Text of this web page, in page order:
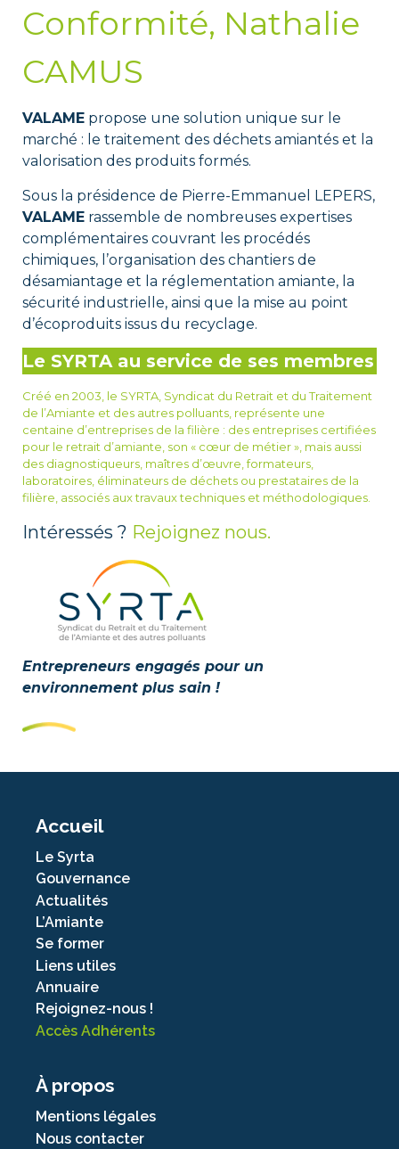
Conformité, Nathalie
CAMUS
VALAME propose une solution unique sur le
marché : le traitement des déchets amiantés et la
valorisation des produits formés.
Sous la présidence de Pierre-Emmanuel LEPERS,
VALAME rassemble de nombreuses expertises
complémentaires couvrant les procédés
chimiques, l’organisation des chantiers de
désamiantage et la réglementation amiante, la
sécurité industrielle, ainsi que la mise au point
d’écoproduits issus du recyclage.
Le SYRTA au service de ses membres
Créé en 2003, le SYRTA, Syndicat du Retrait et du Traitement
de l’Amiante et des autres polluants, représente une
centaine d’entreprises de la filière : des entreprises certifiées
pour le retrait d’amiante, son « cœur de métier », mais aussi
des diagnostiqueurs, maîtres d’œuvre, formateurs,
laboratoires, éliminateurs de déchets ou prestataires de la
filière, associés aux travaux techniques et méthodologiques.
Intéressés ? Rejoignez nous.
Entrepreneurs engagés pour un
environnement plus sain !
Accueil
Le Syrta
Gouvernance
Actualités
L’Amiante
Se former
Liens utiles
Annuaire
Rejoignez-nous !
Accès Adhérents
À propos
Mentions légales
Nous contacter